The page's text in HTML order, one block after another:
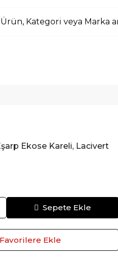
Ekose Kareli, Lacivert
Sepete Ekle
Favorilere Ekle